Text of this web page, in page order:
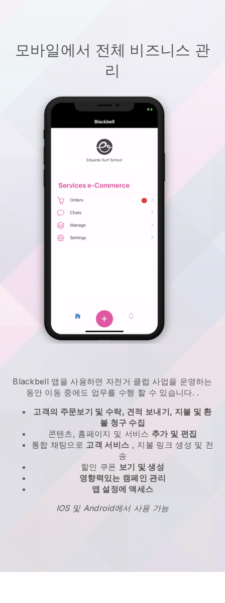
모바일에서 전체 비즈니스 관
리
Blackbell 앱을 사용하면 자전거 클럽 사업을 운영하는
동안 이동 중에도 업무를 수행 할 수 있습니다. .
고객의 주문보기 및 수락, 견적 보내기, 지불 및 환
불 청구 수집
콘텐츠, 홈페이지 및 서비스 추가 및 편집
통합 채팅으로 고객 서비스 , 지불 링크 생성 및 전
송
할인 쿠폰 보기 및 생성
영향력있는 캠페인 관리
앱 설정에 액세스
IOS 및 Android에서 사용 가능